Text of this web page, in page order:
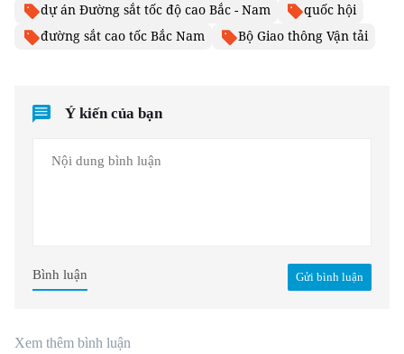
dự án Đường sắt tốc độ cao Bắc - Nam
quốc hội
đường sắt cao tốc Bắc Nam
Bộ Giao thông Vận tải
Ý kiến của bạn
Gửi bình luận
Bình luận
Xem thêm bình luận